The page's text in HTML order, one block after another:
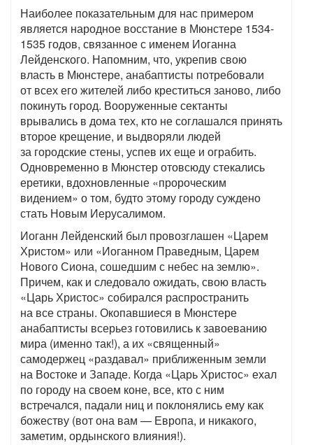
Наиболее показательным для нас примером
является народное восстание в Мюнстере 1534-
1535 годов, связанное с именем Иоганна
Лейденского. Напомним, что, укрепив свою
власть в Мюнстере, анабаптисты потребовали
от всех его жителей либо креститься заново, либо
покинуть город. Вооруженные сектанты
врывались в дома тех, кто не соглашался принять
второе крещение, и выдворяли людей
за городские стены, успев их еще и ограбить.
Одновременно в Мюнстер отовсюду стекались
еретики, вдохновленные «пророческим
видением» о том, будто этому городу суждено
стать Новым Иерусалимом.
Иоганн Лейденский был провозглашен «Царем
Христом» или «Иоганном Праведным, Царем
Нового Сиона, сошедшим с небес на землю».
Причем, как и следовало ожидать, свою власть
«Царь Христос» собирался распространить
на все страны. Окопавшиеся в Мюнстере
анабаптисты всерьез готовились к завоеванию
мира (именно так!), а их «священный»
самодержец «раздавал» приближенным земли
на Востоке и Западе. Когда «Царь Христос» ехал
по городу на своем коне, все, кто с ним
встречался, падали ниц и поклонялись ему как
божеству (вот она вам — Европа, и никакого,
заметим, ордынского влияния!).